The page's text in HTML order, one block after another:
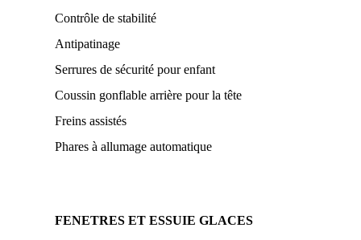
Contrôle de stabilité
Antipatinage
Serrures de sécurité pour enfant
Coussin gonflable arrière pour la tête
Freins assistés
Phares à allumage automatique
FENETRES ET ESSUIE GLACES